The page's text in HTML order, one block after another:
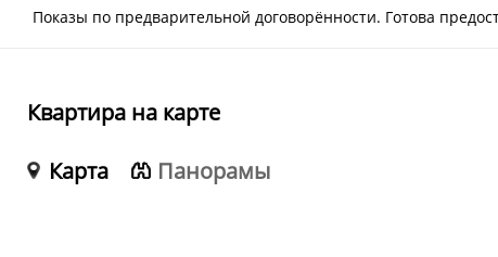
Показы по предварительной договорённости. Готова
Квартира на карте
Карта
Панорамы